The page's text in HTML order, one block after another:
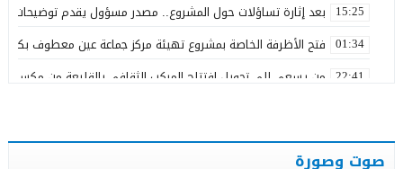
15:25 بعد إثارة تساؤلات حول المشروع.. مصدر مسؤول يقدم توضيحات
01:34 فتح الأظرفة الخاصة بمشروع تهيئة مركز جماعة عين معطوف بكلفة تناهز 22.86
22:41 من يسعى إلى تحويل افتتاح المركب الثقافي بالقليعة من مكسب
23:45 بعد سنوات من الفرار.. توقيف “التاوناتي” في ملف “إسكوبار
صوت وصورة